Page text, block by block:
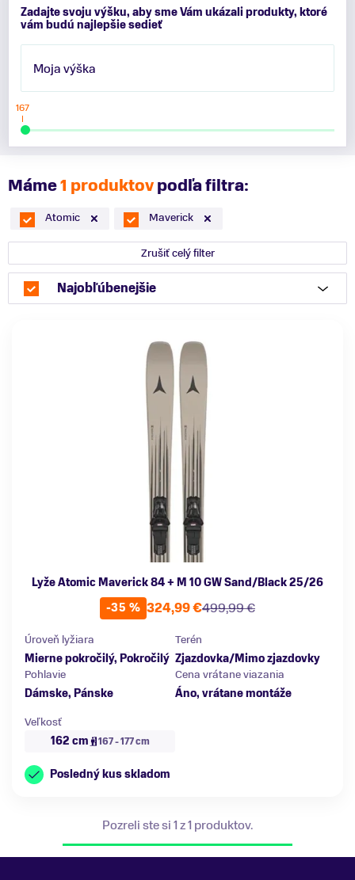
Zadajte svoju výšku, aby sme Vám ukázali produkty, ktoré
vám budú najlepšie sedieť
Moja výška
167
Máme1 produktovpodľa filtra:
Atomic Maverick
Zrušiť celý filter
Najobľúbenejšie
Lyže Atomic Maverick 84 + M 10 GW Sand/Black 25/26
-35 %
499,99 €
324,99 €
Úroveň lyžiara
Mierne pokročilý, Pokročilý
Terén
Zjazdovka/Mimo zjazdovky
Pohlavie
Dámske, Pánske
Cena vrátane viazania
Áno, vrátane montáže
Veľkosť
162 cm
167 - 177 cm
Posledný kus skladom
Pozreli ste si 1 z 1 produktov.